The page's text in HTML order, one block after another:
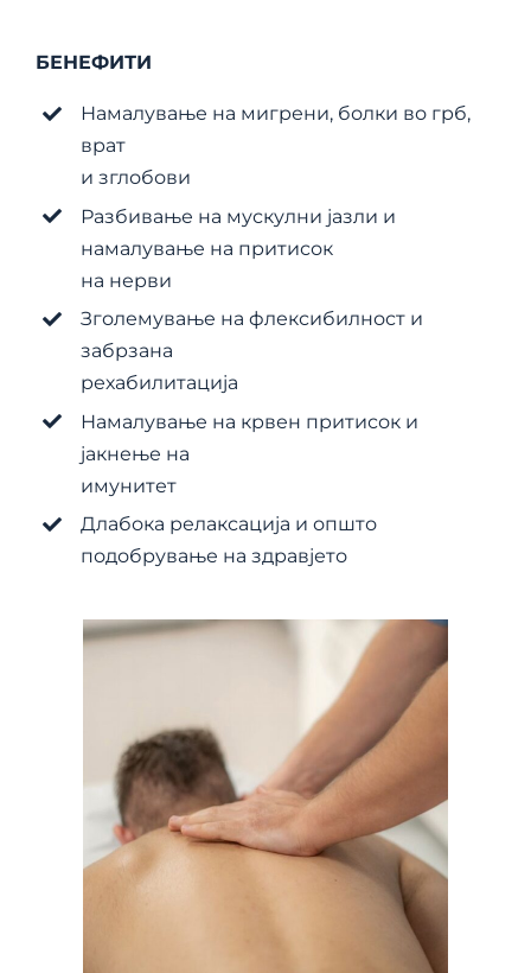
БЕНЕФИТИ
Намалување на мигрени, болки во грб,
врат
и зглобови
Разбивање на мускулни јазли и
намалување на притисок
на нерви
Зголемување на флексибилност и
забрзана
рехабилитација
Намалување на крвен притисок и
јакнење на
имунитет
Длабока релаксација и општо
подобрување на здравјето